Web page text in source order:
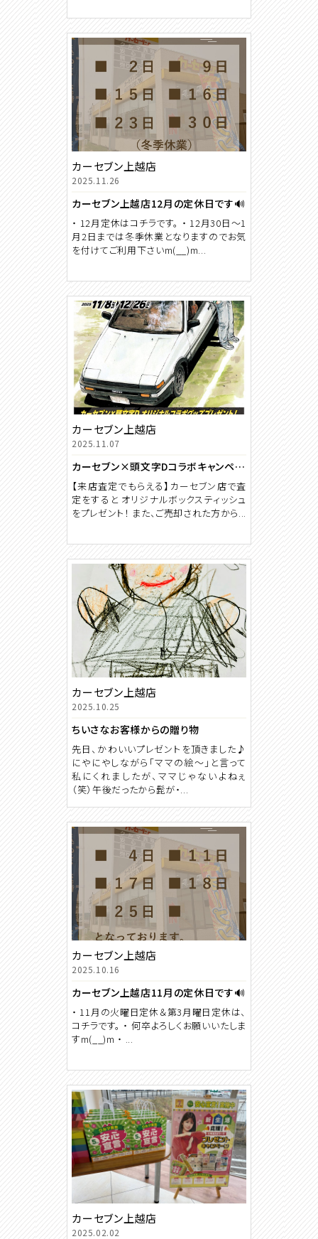
カーセブン上越店
2025.11.26
カーセブン上越店12月の定休日です🔊
・ 12月定休はコチラです。 ・ 12月30日～1
月2日までは冬季休業となりますのでお気
を付けてご利用下さいm(__)m...
カーセブン上越店
2025.11.07
カーセブン×頭文字Dコラボキャンペーン実施中！来店査定でオリジナルグッズをプレゼント！【期間 11月8日～12月26日】
【来店査定でもらえる】カーセブン店で査
定をすると オリジナルボックスティッシュ
をプレゼント！ また、ご売却された方から...
カーセブン上越店
2025.10.25
ちいさなお客様からの贈り物
先日、かわいいプレゼントを頂きました♪
にやにやしながら「ママの絵～」と言って
私にくれましたが、ママじゃないよねぇ
（笑）午後だったから髭が・...
カーセブン上越店
2025.10.16
カーセブン上越店11月の定休日です🔊
・ 11月の火曜日定休＆第3月曜日定休は、
コチラです。 ・ 何卒よろしくお願いいたしま
すm(__)m ・ ...
カーセブン上越店
2025.02.02